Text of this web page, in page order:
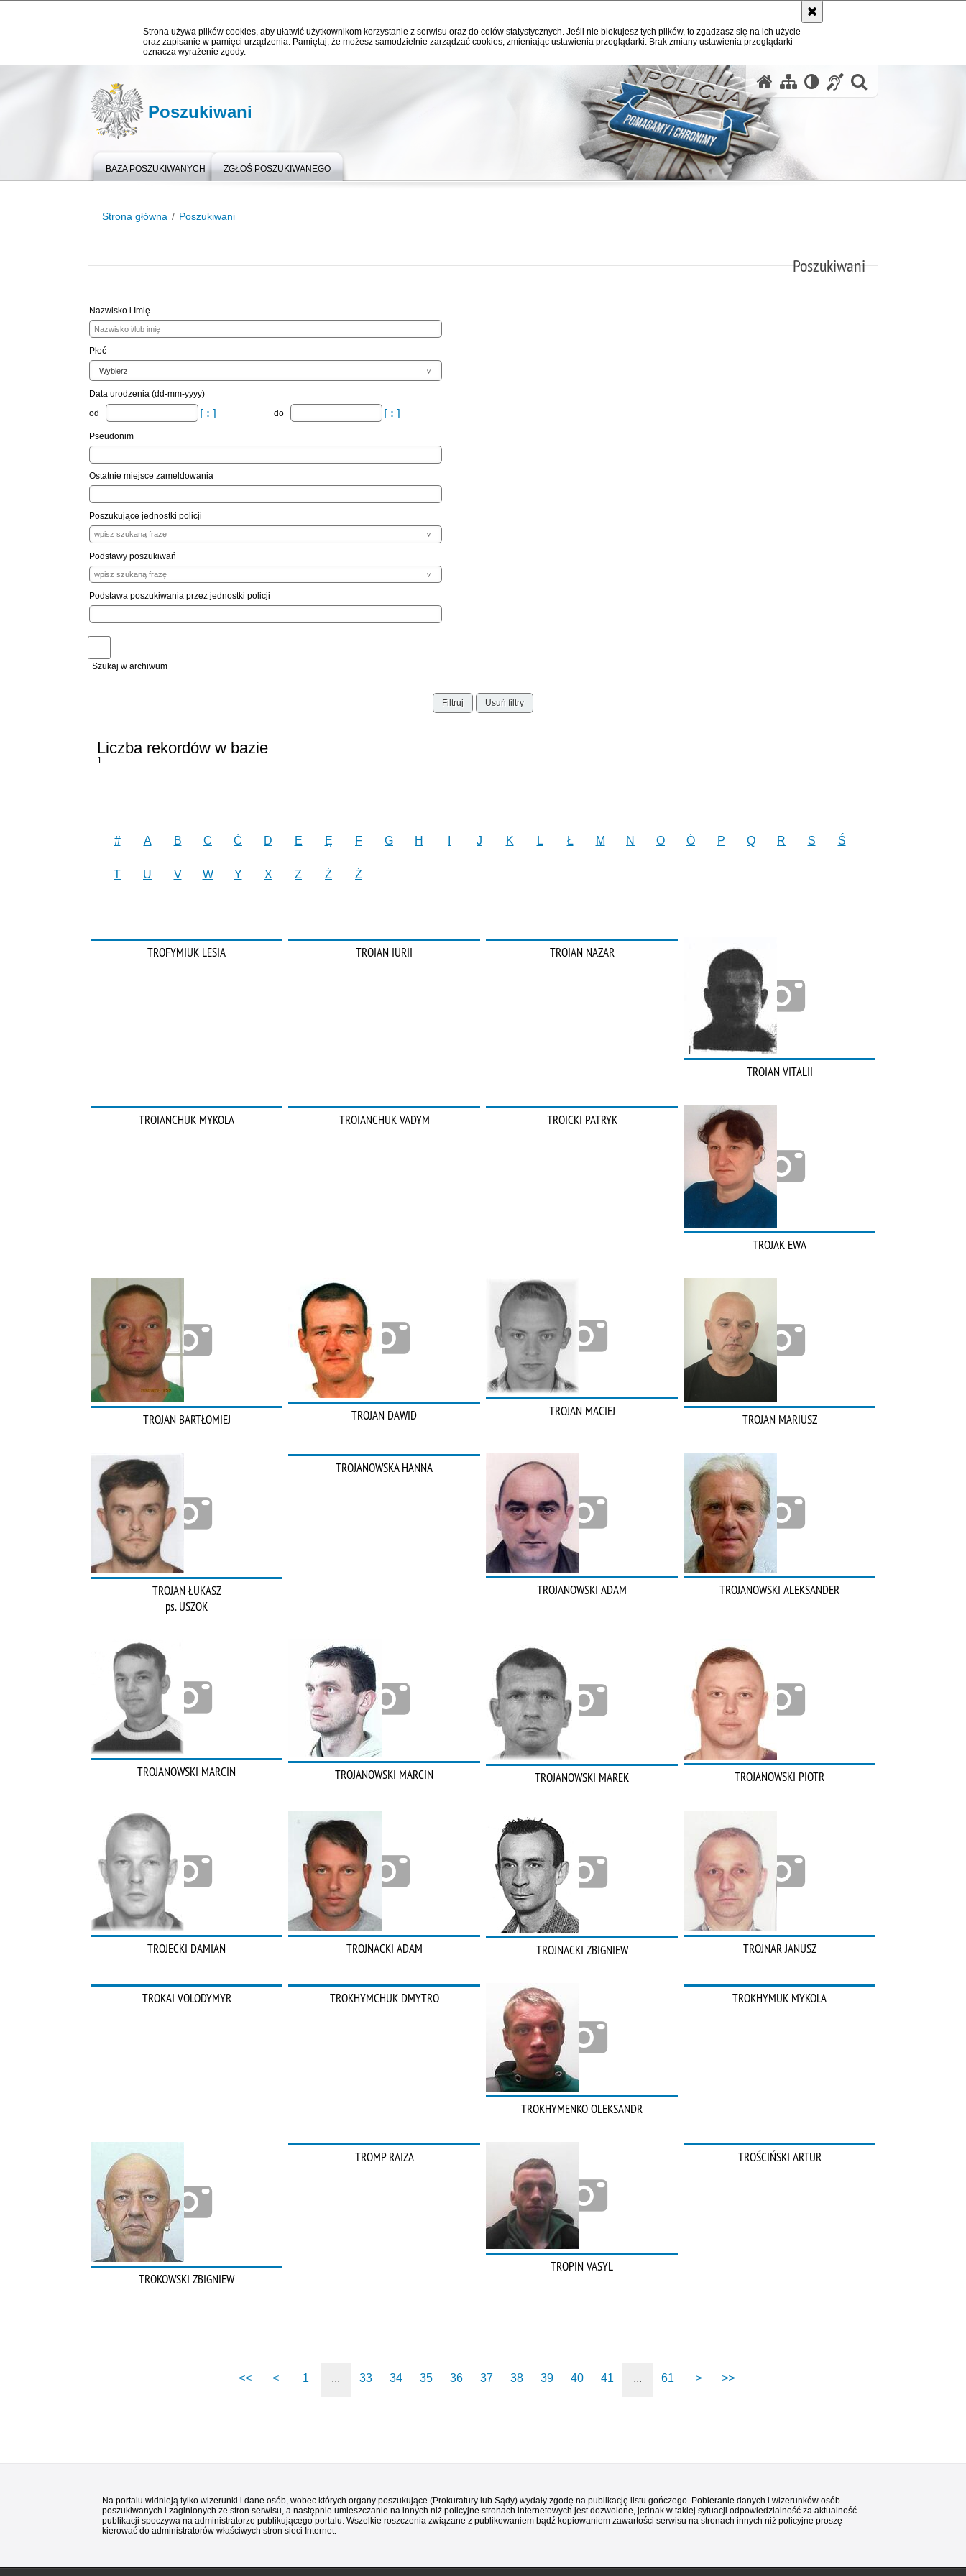
Strona używa plików cookies, aby ułatwić użytkownikom korzystanie z serwisu oraz do celów statystycznych. Jeśli nie blokujesz tych plików, to zgadzasz się na ich użycie
oraz zapisanie w pamięci urządzenia. Pamiętaj, że możesz samodzielnie zarządzać cookies, zmieniając ustawienia przeglądarki. Brak zmiany ustawienia przeglądarki
oznacza wyrażenie zgody.
Poszukiwani
BAZA POSZUKIWANYCH ZGŁOŚ POSZUKIWANEGO
Strona główna Poszukiwani
Poszukiwani
Nazwisko i Imię
Płeć
Data urodzenia (dd-mm-yyyy)
od
do
Pseudonim
Ostatnie miejsce zameldowania
Poszukujące jednostki policji
Podstawy poszukiwań
Podstawa poszukiwania przez jednostki policji
Szukaj w archiwum
Filtruj Usuń filtry
Liczba rekordów w bazie
1
# A B C Ć D E Ę F G H J K L Ł M N O Ó P Q R S Ś
T U V W Y X Z Ż Ź
TROFYMIUK LESIA TROIAN IURII TROIAN NAZAR
TROIAN VITALII
TROIANCHUK MYKOLA TROIANCHUK VADYM TROICKI PATRYK
TROJAK EWA
TROJAN BARTŁOMIEJ TROJAN DAWID TROJAN MACIEJ
TROJAN MARIUSZ
TROJAN ŁUKASZ
ps. USZOK
TROJANOWSKA HANNA
TROJANOWSKI ADAM TROJANOWSKI ALEKSANDER
TROJANOWSKI MARCIN TROJANOWSKI MARCIN TROJANOWSKI MAREK TROJANOWSKI PIOTR
TROJECKI DAMIAN TROJNACKI ADAM TROJNACKI ZBIGNIEW TROJNAR JANUSZ
TROKAI VOLODYMYR TROKHYMCHUK DMYTRO
TROKHYMENKO OLEKSANDR
TROKHYMUK MYKOLA
TROKOWSKI ZBIGNIEW
TROMP RAIZA
TROPIN VASYL
TROŚCIŃSKI ARTUR
<< < 1 ... 33 34 35 36 37 38 39 40 41 ... 61 > >>
Na portalu widnieją tylko wizerunki i dane osób, wobec których organy poszukujące (Prokuratury lub Sądy) wydały zgodę na publikację listu gończego. Pobieranie danych i wizerunków osób
poszukiwanych i zaginionych ze stron serwisu, a następnie umieszczanie na innych niż policyjne stronach internetowych jest dozwolone, jednak w takiej sytuacji odpowiedzialność za aktualność
publikacji spoczywa na administratorze publikującego portalu. Wszelkie roszczenia związane z publikowaniem bądź kopiowaniem zawartości serwisu na stronach innych niż policyjne proszę
kierować do administratorów właściwych stron sieci Internet.